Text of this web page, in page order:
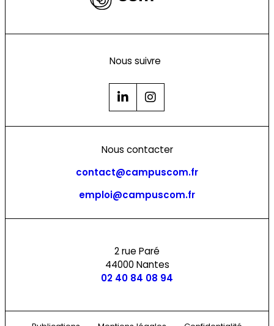
Nous suivre
Nous contacter
contact@campuscom.fr
emploi@campuscom.fr
2 rue Paré
44000 Nantes
02 40 84 08 94